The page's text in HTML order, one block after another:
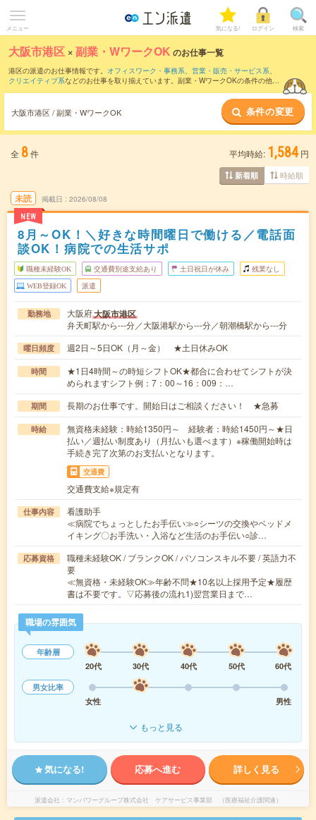
メニュー 気になる! ログイン 検索
大阪市港区 ×副業・WワークOK のお仕事一覧
港区の派遣のお仕事情報です。 オフィスワーク・事務系、 営業・販売・サービス系、
クリエイティブ系などのお仕事を取り揃えています。副業・WワークOKの条件の他
大阪市港区 / 副業・WワークOK 条件の変更
全 8件 平均時給: 1,584 円
新着順 時給順
未読
NEW
掲載日 2026/08/08
8月～OK！＼好きな時間曜日で働ける／電話面
談OK！病院での生活サポ
職種未経験OK 交通費別途支給あり 土日祝日が休み 残業なし
WEB登録OK 派遣
勤務地 大阪府大阪市港区
弁天町駅から---分／大阪港駅から---分／朝潮橋駅から---分
曜日頻度 週2日～5日OK（月～金） ★土日休みOK
時間
★1日4時間～の時短シフトOK★都合に合わせてシフトが決
められますシフト例：7：00～16：009：…
期間 長期のお仕事です。開始日はご相談ください！ ★急募
時給
無資格未経験：時給1350円～ 経験者：時給1450円～★日
払い／週払い制度あり（月払いも選べます）※稼働開始時は
手続き完了次第のお支払いとなります。
交通費
交通費支給※規定有
仕事内容
看護助手
≪病院でちょっとしたお手伝い≫○シーツの交換やベッドメ
イキング〇お手洗い・入浴など生活のお手伝い○診…
応募資格
職種未経験OK / ブランクOK / パソコンスキル不要 / 英語力不
要
≪無資格・未経験OK≫年齢不問★10名以上採用予定★履歴
書は不要です。▽応募後の流れ1)翌営業日まで…
職場の雰囲気
年齢層
20代
30代 40代 50代
60代
男女比率
女性
男性
もっと見る
気になる! 応募へ進む 詳しく見る
派遣会社 マンパワーグループ株式会社 ケアサービス事業部 （医療福祉介護関連）